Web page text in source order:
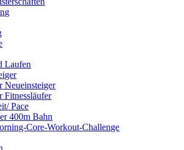
Laufen
Neueinsteiger
Fitnessläufer
Pace
400m Bahn
Core-Workout-Challenge